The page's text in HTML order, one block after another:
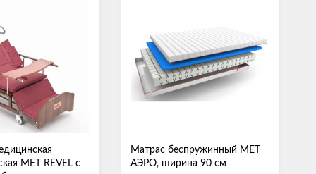
МЕТ REVEL с
Матрас беспружинный МЕТ
АЭРО, ширина 90 см